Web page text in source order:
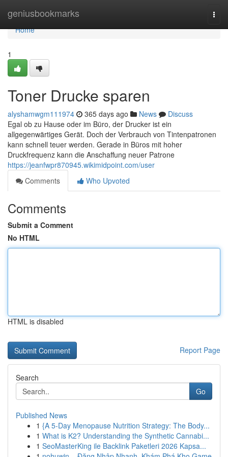
geniusbookmarks
Home
Home
1
Toner Drucke sparen
alyshamwgm111974 365 days ago News
Discuss
Egal ob zu Hause oder im Büro, der Drucker ist ein
allgegenwärtiges Gerät. Doch der Verbrauch von Tintenpatronen
kann schnell teuer werden. Gerade in Büros mit hoher
Druckfrequenz kann die Anschaffung neuer Patrone
https://jeanfwpr870945.wikimidpoint.com/user
Comments
Who Upvoted
Comments
Submit a Comment
No HTML
HTML is disabled
Report Page
Search
Go
Published News
1 {A 5-Day Menopause Nutrition Strategy: The Body...
1 What is K2? Understanding the Synthetic Cannabi...
1 SeoMasterKing ile Backlink Paketleri 2026 Kapsa...